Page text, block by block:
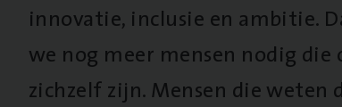
innovatie, inclusie en ambitie.
we nog meer mensen nodig die
zichzelf zijn. Mensen die